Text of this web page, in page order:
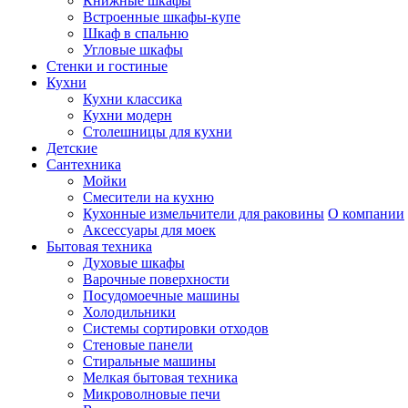
Встроенные шкафы-купе
Шкаф в спальню
Угловые шкафы
Стенки и гостиные
Кухни
Кухни классика
Кухни модерн
Столешницы для кухни
Детские
Сантехника
Мойки
Смесители на кухню
Кухонные измельчители для раковины
Аксессуары для моек
Бытовая техника
Духовые шкафы
Варочные поверхности
Посудомоечные машины
Холодильники
Системы сортировки отходов
Стеновые панели
Стиральные машины
Мелкая бытовая техника
Микроволновые печи
О компании